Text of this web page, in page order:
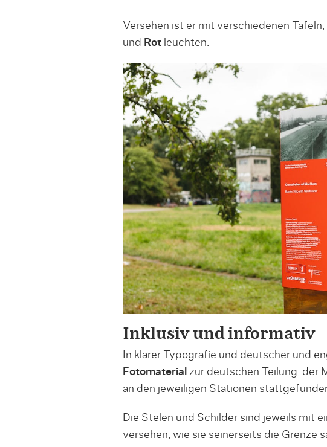
Versehen ist er mit verschiedenen
und Rotleuchten.
Inklusiv und informativ
In klarer Typografie und deutscher und
Fotomaterial zur deutschen Teilung, der
an den jeweiligen Stationen
Die Stelen und Schilder sind jeweils mit
versehen, wie sie seinerseits die Grenze